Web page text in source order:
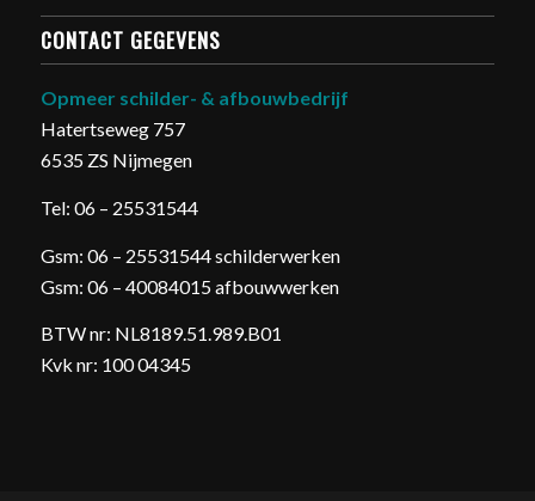
CONTACT GEGEVENS
Opmeer schilder- & afbouwbedrijf
Hatertseweg 757
6535 ZS Nijmegen
Tel: 06 – 25531544
Gsm: 06 – 25531544 schilderwerken
Gsm: 06 – 40084015 afbouwwerken
BTW nr: NL8189.51.989.B01
Kvk nr: 100 04345